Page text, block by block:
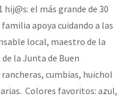
hij@s: el más grande de 30
familia apoya cuidando a las
local, maestro de la
la Junta de Buen
cumbias, huichol
Colores favoritos: azul,